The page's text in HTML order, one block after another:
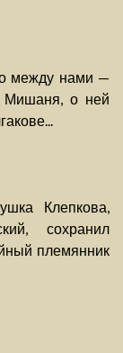
между нами —
Мишаня, о ней
Клепкова,
сохранил
племянник